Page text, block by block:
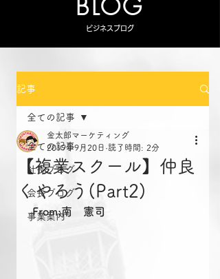
ビジネスブログ
記事
全ての記事
社長ブログ
会長ブログ
事業案内
全ての記事
【複業スクール】仲良
くやろう(Part2)
金太郎マーケティング
2019年9月20日 読了時間: 2分
From:南　憲司